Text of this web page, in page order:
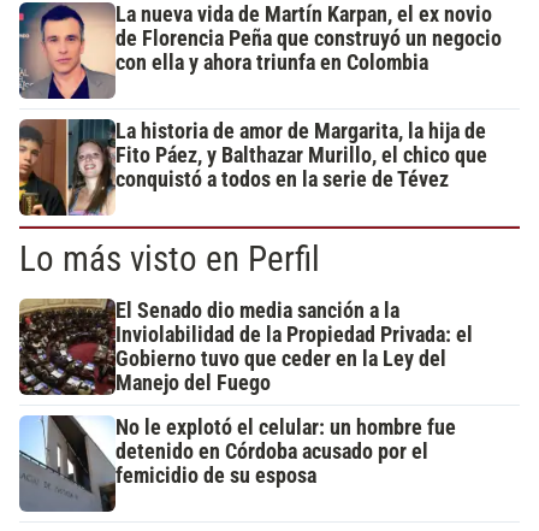
La nueva vida de Martín Karpan, el ex novio
de Florencia Peña que construyó un negocio
con ella y ahora triunfa en Colombia
La historia de amor de Margarita, la hija de
Fito Páez, y Balthazar Murillo, el chico que
conquistó a todos en la serie de Tévez
Lo más visto en Perfil
El Senado dio media sanción a la
Inviolabilidad de la Propiedad Privada: el
Gobierno tuvo que ceder en la Ley del
Manejo del Fuego
No le explotó el celular: un hombre fue
detenido en Córdoba acusado por el
femicidio de su esposa